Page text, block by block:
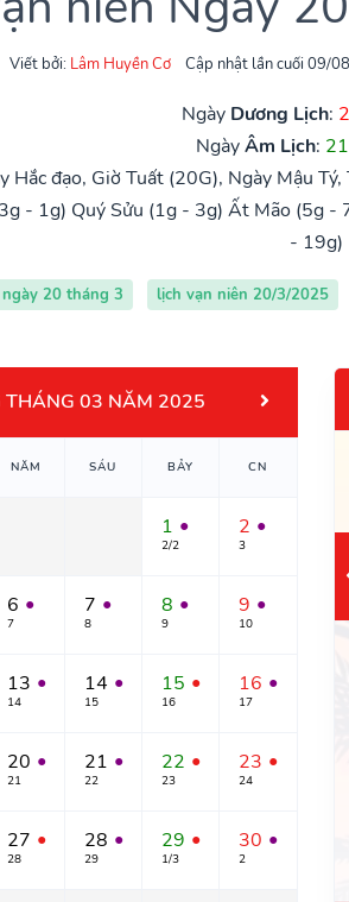
Viết bởi: Lâm Huyền Cơ Cập nhật lần cuối 09/
Ngày Dương Lịch:
NgàyÂm Lịch:
Hắc đạo, Giờ Tuất (20G), Ngày Mậu
- 1g) Quý Sửu (1g - 3g) Ất Mão (5g -
- 19g)
ngày 20 tháng 3 lịch vạn niên 20/3/2025
THÁNG 03 NĂM 2025
NĂM SÁU BẢY CN
1 ●
2/2
2 ●
3
6 ●
7
7 ●
8
8 ●
9
9 ●
10
13 ●
14
14 ●
15
15 ●
16
16 ●
17
20 ●
21
21 ●
22
22 ●
23
23 ●
24
27 ●
28
28 ●
29
29 ●
1/3
30 ●
2